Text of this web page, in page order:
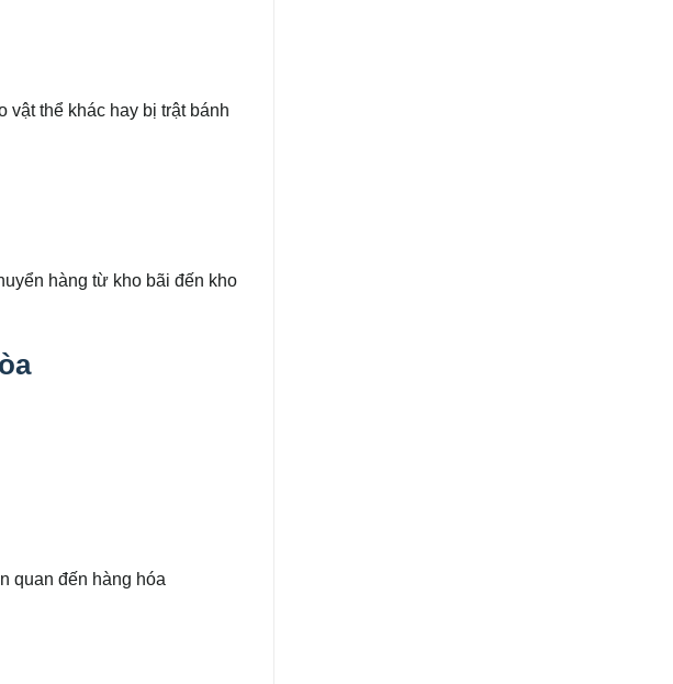
vật thể khác hay bị trật bánh
hàng từ kho bãi đến kho
quan đến hàng hóa